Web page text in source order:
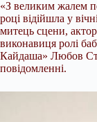
«З великим жалем
році відійшла у
митець сцени,
виконавиця ролі
Кайдаша» Любов
повідомленні.